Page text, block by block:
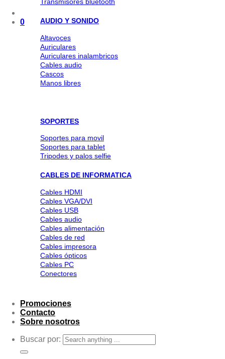
0 AUDIO Y SONIDO
Altavoces
Auriculares
Auriculares inalambricos
Cables audio
Cascos
Manos libres
SOPORTES
Soportes para movil
Soportes para tablet
Tripodes y palos selfie
CABLES DE INFORMATICA
Cables HDMI
Cables VGA/DVI
Cables USB
Cables audio
Cables alimentación
Cables de red
Cables impresora
Cables ópticos
Cables PC
Conectores
Promociones
Contacto
Sobre nosotros
Buscar por: